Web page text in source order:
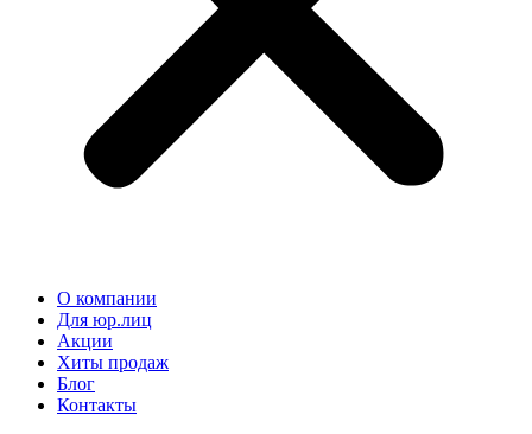
О компании
Для юр.лиц
Акции
Хиты продаж
Блог
Контакты